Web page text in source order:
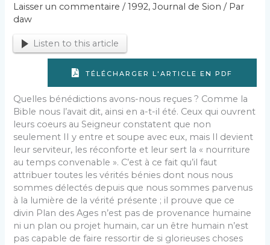
Laisser un commentaire /1992,Journal de Sion / Par
daw
Listen to this article
TÉLÉCHARGER L'ARTICLE EN PDF
Quelles bénédictions avons-nous reçues ? Comme la
Bible nous l’avait dit, ainsi en a-t-il été. Ceux qui ouvrent
leurs coeurs au Seigneur constatent que non
seulement II y entre et soupe avec eux, mais Il devient
leur serviteur, les réconforte et leur sert la « nourriture
au temps convenable ». C’est à ce fait qu’il faut
attribuer toutes les vérités bénies dont nous nous
sommes délectés depuis que nous sommes parvenus
à la lumière de la vérité présente ; il prouve que ce
divin Plan des Ages n’est pas de provenance humaine
ni un plan ou projet humain, car un être humain n’est
pas capable de faire ressortir de si glorieuses choses